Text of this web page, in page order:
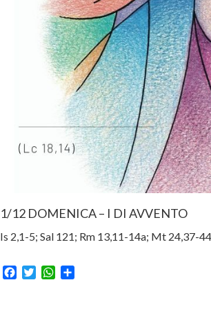
1/12 DOMENICA – I DI AVVENTO
Is 2,1-5; Sal 121; Rm 13,11-14a; Mt 24,37-44
Facebook
TwitterWhatsApp